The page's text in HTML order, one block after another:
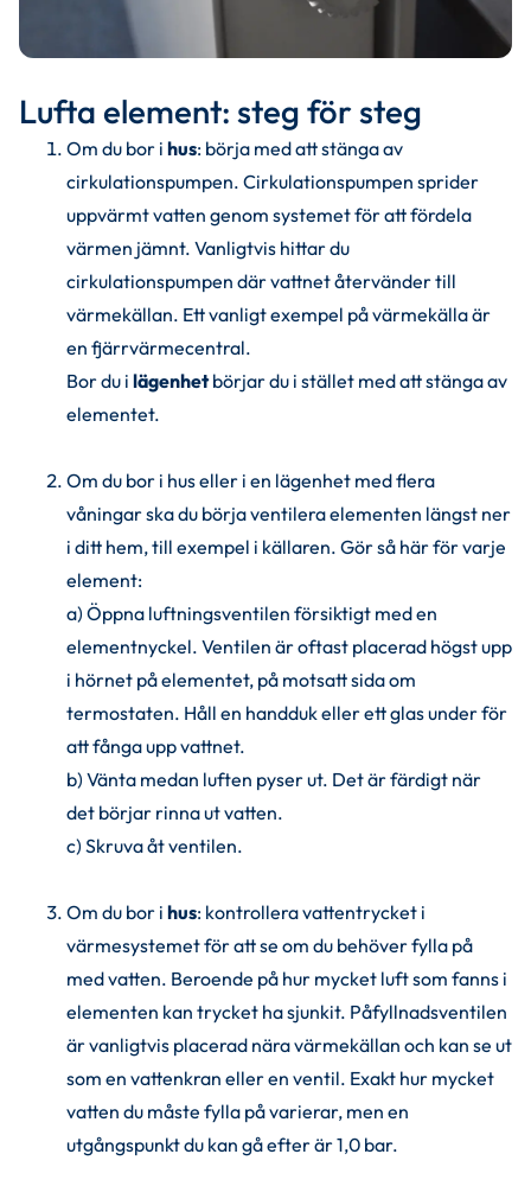
Lufta element: steg för steg
Om du bor i hus: börja med att stänga av
cirkulationspumpen. Cirkulationspumpen sprider
uppvärmt vatten genom systemet för att fördela
värmen jämnt. Vanligtvis hittar du
cirkulationspumpen där vattnet återvänder till
värmekällan. Ett vanligt exempel på värmekälla är
en fjärrvärmecentral.
Bor du i lägenhet börjar du i stället med att stänga av
elementet.
Om du bor i hus eller i en lägenhet med flera
våningar ska du börja ventilera elementen längst ner
i ditt hem, till exempel i källaren. Gör så här för varje
element:
a) Öppna luftningsventilen försiktigt med en
elementnyckel. Ventilen är oftast placerad högst upp
i hörnet på elementet, på motsatt sida om
termostaten. Håll en handduk eller ett glas under för
att fånga upp vattnet.
b) Vänta medan luften pyser ut. Det är färdigt när
det börjar rinna ut vatten.
c) Skruva åt ventilen.
Om du bor i hus: kontrollera vattentrycket i
värmesystemet för att se om du behöver fylla på
med vatten. Beroende på hur mycket luft som fanns i
elementen kan trycket ha sjunkit. Påfyllnadsventilen
är vanligtvis placerad nära värmekällan och kan se ut
som en vattenkran eller en ventil. Exakt hur mycket
vatten du måste fylla på varierar, men en
utgångspunkt du kan gå efter är 1,0 bar.